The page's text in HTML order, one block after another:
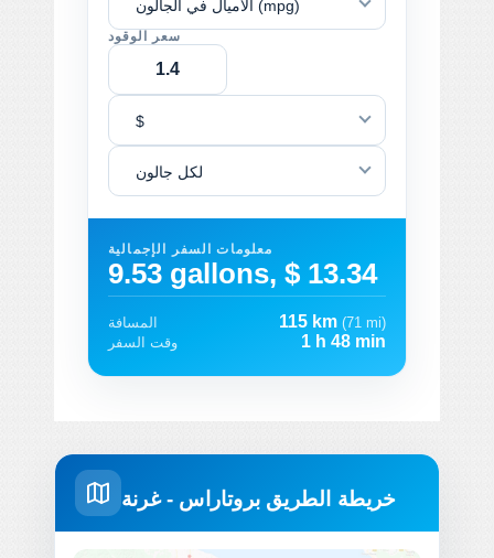
الأميال في الجالون (mpg)
سعر الوقود
$
لكل جالون
معلومات السفر الإجمالية
9.53 gallons, $ 13.34
المسافة 115 km (71 mi)
وقت السفر
1 h 48 min
خريطة الطريق بروتاراس - غرنة